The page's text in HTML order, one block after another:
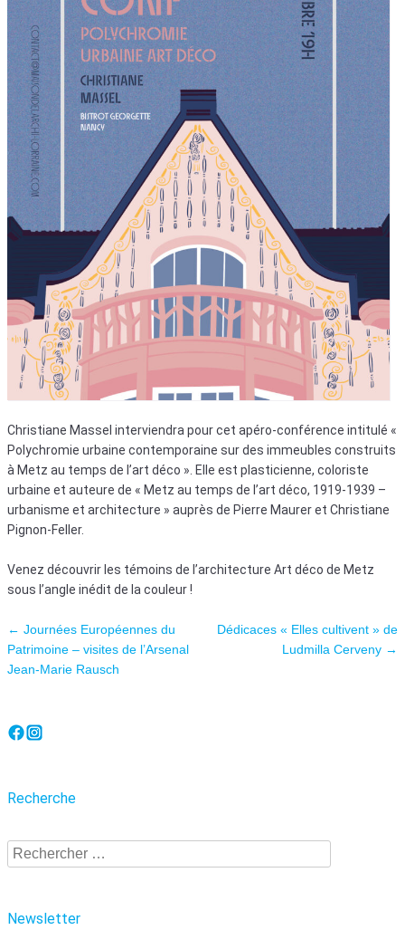
Christiane Massel interviendra pour cet apéro-conférence intitulé «
Polychromie urbaine contemporaine sur des immeubles construits
à Metz au temps de l’art déco ». Elle est plasticienne, coloriste
urbaine et auteure de « Metz au temps de l’art déco, 1919-1939 –
urbanisme et architecture » auprès de Pierre Maurer et Christiane
Pignon-Feller.
Venez découvrir les témoins de l’architecture Art déco de Metz
sous l’angle inédit de la couleur !
Navigation des articles
← Journées Européennes du
Patrimoine – visites de l’Arsenal
Jean-Marie Rausch
Dédicaces « Elles cultivent » de
Ludmilla Cerveny →
Recherche
Recherche
Newsletter